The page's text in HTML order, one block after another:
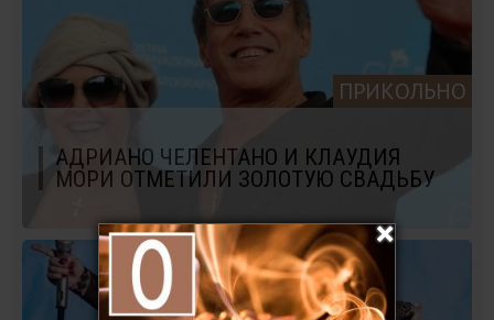
ПРИКОЛЬНО
АДРИАНО ЧЕЛЕНТАНО И КЛАУДИЯ
МОРИ ОТМЕТИЛИ ЗОЛОТУЮ СВАДЬБУ